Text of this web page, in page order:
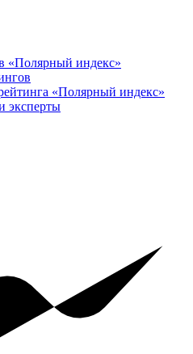
«Полярный индекс»
«Полярный индекс»
эксперты